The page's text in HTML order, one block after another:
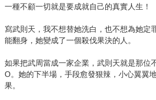
一種不顧一切就是要成就自己的真實人生！
寫武則天，我不想替她洗白，也不想為她定
能翻身，她變成了一個殺伐果決的人。
如果把武周當成一家企業，武則天就是那位
O。她的下半場，手段愈發狠辣，小心翼翼
果。